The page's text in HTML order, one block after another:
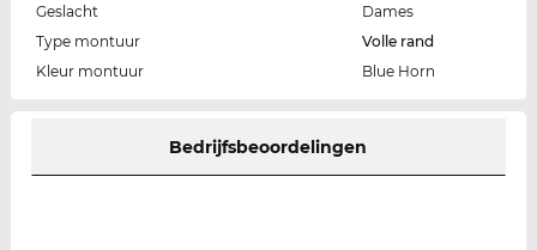
Geslacht
Dames
Type montuur
Volle rand
Kleur montuur
Blue Horn
Bedrijfsbeoordelingen